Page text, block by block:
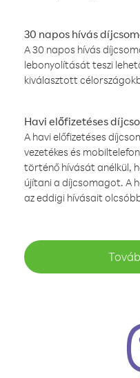
30 napos hívás
A 30 napos hívás
lebonyolítását teszi
kiválasztott
Havi előfizetéses
A havi előfizetéses
vezetékes és
történő hívását anélkül,
újítani a díjcsomagot. A
az eddigi hívásait